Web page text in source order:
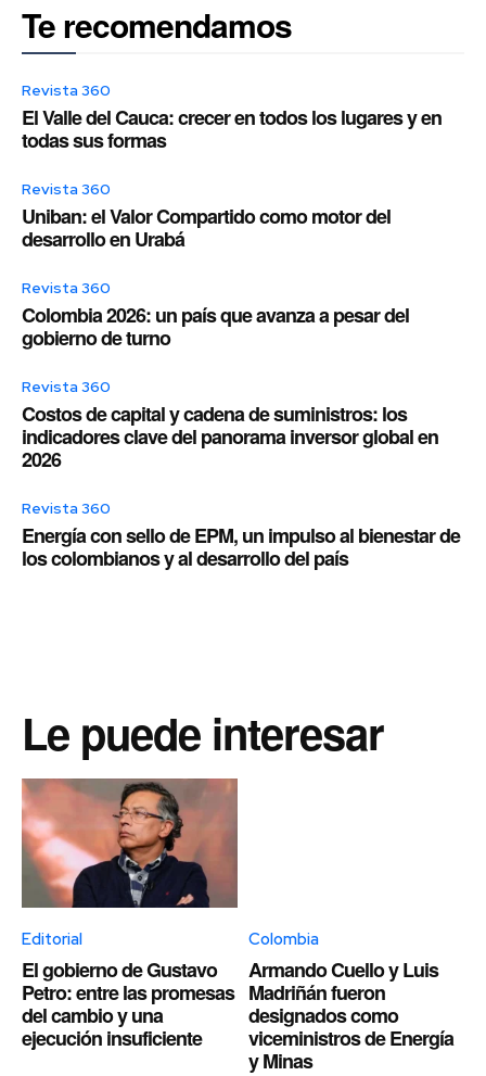
Te recomendamos
Revista 360
El Valle del Cauca: crecer en todos los lugares y en
todas sus formas
Revista 360
Uniban: el Valor Compartido como motor del
desarrollo en Urabá
Revista 360
Colombia 2026: un país que avanza a pesar del
gobierno de turno
Revista 360
Costos de capital y cadena de suministros: los
indicadores clave del panorama inversor global en
2026
Revista 360
Energía con sello de EPM, un impulso al bienestar de
los colombianos y al desarrollo del país
Le puede interesar
Editorial
El gobierno de Gustavo
Petro: entre las promesas
del cambio y una
ejecución insuficiente
Colombia
Armando Cuello y Luis
Madriñán fueron
designados como
viceministros de Energía
y Minas